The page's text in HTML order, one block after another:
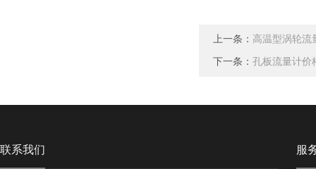
上一条： 高温型涡轮流
下一条： 孔板流量计价
联系我们 服